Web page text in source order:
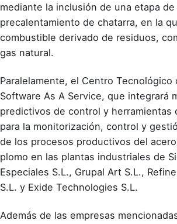
mediante la inclusión de una etapa de
precalentamiento de chatarra, en la
combustible derivado de residuos,
gas natural.
Paralelamente, el Centro Tecnológico
Software As A Service, que integrará
predictivos de control y herramientas
para la monitorización, control y
de los procesos productivos del
plomo en las plantas industriales de
Especiales S.L., Grupal Art S.L.,
S.L. y Exide Technologies S.L.
Además de las empresas